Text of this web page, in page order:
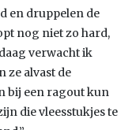
en druppelen de
nog niet zo hard,
verwacht ik
ze alvast de
bij een ragout kun
die vleesstukjes te